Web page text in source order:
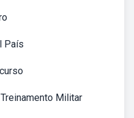
País
Militar